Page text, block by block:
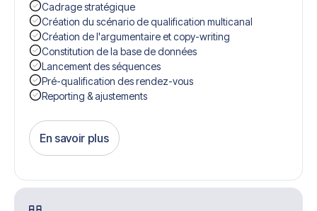
Cadrage stratégique
Création du scénario de qualification multicanal
Création de l'argumentaire et copy-writing
Constitution de la base de données
Lancement des séquences
Pré-qualification des rendez-vous
Reporting & ajustements
En savoir plus
Get Started